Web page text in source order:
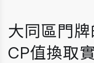
大同區門
CP值換取